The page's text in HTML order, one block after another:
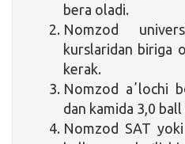
bera oladi.
Nomzod
kurslaridan biriga
kerak.
Nomzod aʼlochi
dan kamida 3,0
Nomzod SAT